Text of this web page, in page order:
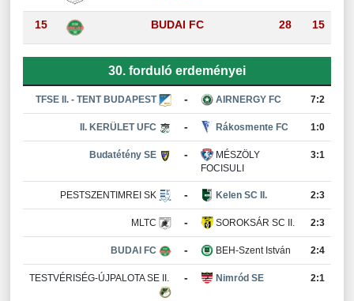
15 BUDAI FC 28 15
30. forduló erdeményei
TFSE II. - TENT BUDAPEST - AIRNERGY FC 7:2
II. KERÜLET UFC - Rákosmente FC 1:0
Budatétény SE -
MÉSZÖLY
FOCISULI
3:1
PESTSZENTIMREI SK - Kelen SC II. 2:3
MLTC - SOROKSÁR SC II. 2:3
BUDAI FC - BEH-Szent István 2:4
TESTVÉRISÉG-ÚJPALOTA SE II. - Nimród SE 2:1